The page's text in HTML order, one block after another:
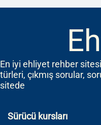
En iyi ehliyet rehber
türleri, çıkmış sorular,
sitede
Sürücü kursları